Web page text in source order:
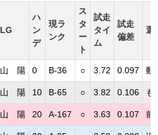
LG
ハ
ン
デ
現ラ
ンク
ス
タ
ー
ト
試走
タイ
ム
試走
偏差
選
山 陽 0 B-36 ○ 3.72 0.097 動
山 陽 10 B-65 ○ 3.82 0.106 も
山 陽 20 A-167 ○ 3.63 0.107 前